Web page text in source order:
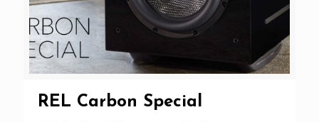
REL Carbon Special